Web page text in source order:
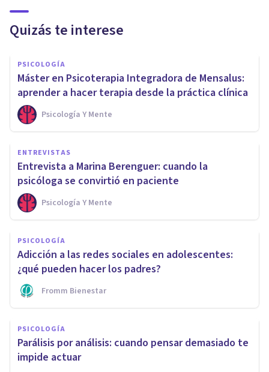
Quizás te interese
PSICOLOGÍA
Máster en Psicoterapia Integradora de Mensalus:
aprender a hacer terapia desde la práctica clínica
Psicología Y Mente
ENTREVISTAS
Entrevista a Marina Berenguer: cuando la
psicóloga se convirtió en paciente
Psicología Y Mente
PSICOLOGÍA
Adicción a las redes sociales en adolescentes:
¿qué pueden hacer los padres?
Fromm Bienestar
PSICOLOGÍA
Parálisis por análisis: cuando pensar demasiado te
impide actuar